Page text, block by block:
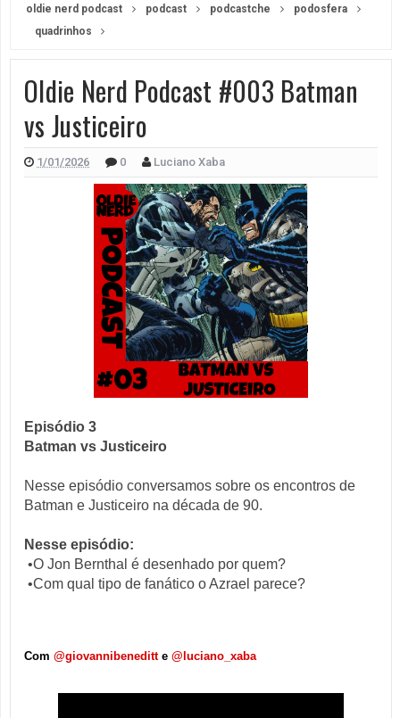
oldie nerd podcast
podcast podcastche
podosfera
quadrinhos
Oldie Nerd Podcast #003 Batman
vs Justiceiro
1/01/2026 0 Luciano Xaba
Episódio 3
Batman vs Justiceiro
Nesse episódio conversamos sobre os encontros de
Batman e Justiceiro na década de 90.
Nesse episódio:
•O Jon Bernthal é desenhado por quem?
•Com qual tipo de fanático o Azrael parece?
Com @giovannibeneditte @luciano_xaba